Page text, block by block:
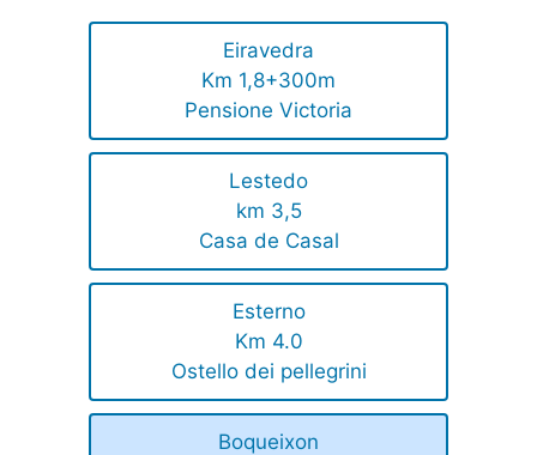
Eiravedra
Km 1,8+300m
Pensione Victoria
Lestedo
km 3,5
Casa de Casal
Esterno
Km 4.0
Ostello dei pellegrini
Boqueixon